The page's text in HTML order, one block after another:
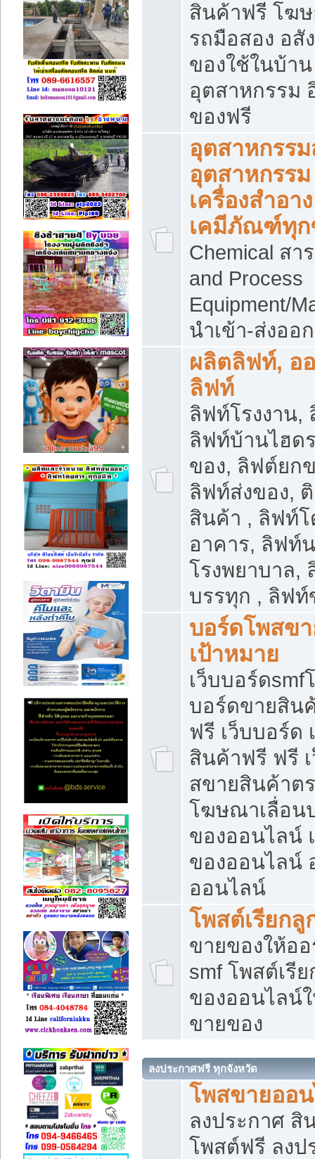
สินค้าฟรี โฆ
รถมือสอง อสั
ของใช้ในบ้า
อุตสาหกรรม
ของฟรี
อุตสาหกรรม
อุตสาหกรรม
เครื่องสำอา
เคมีภัณฑ์ทุ
Chemical สา
and Process
Equipment/
นำเข้า-ส่งอ
ผลิตลิฟท์, อ
ลิฟท์
ลิฟท์โรงงาน
ลิฟท์บ้านไฮด
ของ, ลิฟต์ยก
ลิฟท์ส่งของ,
สินค้า , ลิฟท์
อาคาร, ลิฟท์
โรงพยาบาล,
บรรทุก , ลิฟท์
บอร์ดโพสข
เป้าหมาย
เว็บบอร์ดsmf
บอร์ดขายสิน
ฟรี เว็บบอร์ด
สินค้าฟรี ฟรี
สขายสินค้าต
โฆษณาเลื่อน
ของออนไลน์
ของออนไลน์
ออนไลน์
โพสต์เรียก
ขายของให้ออ
smf โพสต์เรี
ของออนไลน์
ขายของ
ลงประกาศฟรี ทุกจังหวัด
โพสขายออ
ลงประกาศ สิ
โพสต์ฟรี ลงป